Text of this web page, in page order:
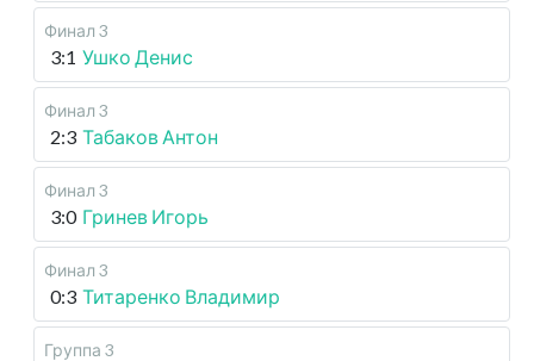
Финал 3
3:1 Ушко Денис
Финал 3
2:3 Табаков Антон
Финал 3
3:0 Гринев Игорь
Финал 3
0:3 Титаренко Владимир
Группа 3